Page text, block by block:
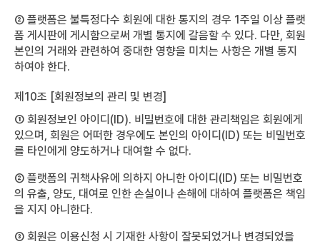
② 플랫폼은 불특정다수 회원에 대한 통지의 경우 1주일 이상 플랫
폼 게시판에 게시함으로써 개별 통지에 갈음할 수 있다. 다만, 회원
본인의 거래와 관련하여 중대한 영향을 미치는 사항은 개별 통지
하여야 한다.
제10조 [회원정보의 관리 및 변경]
① 회원정보인 아이디(ID). 비밀번호에 대한 관리책임은 회원에게
있으며, 회원은 어떠한 경우에도 본인의 아이디(ID) 또는 비밀번호
를 타인에게 양도하거나 대여할 수 없다.
② 플랫폼의 귀책사유에 의하지 아니한 아이디(ID) 또는 비밀번호
의 유출, 양도, 대여로 인한 손실이나 손해에 대하여 플랫폼은 책임
을 지지 아니한다.
③ 회원은 이용신청 시 기재한 사항이 잘못되었거나 변경되었을